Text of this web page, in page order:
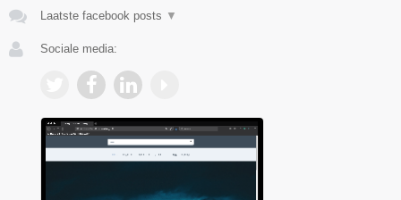
Laatste facebook posts ▼
Sociale media: